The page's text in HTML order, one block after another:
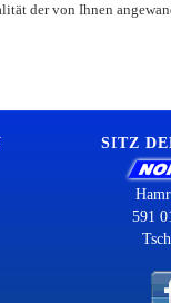
der von Ihnen
SITZ
591